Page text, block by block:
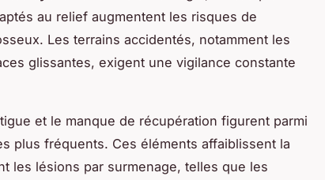
au relief augmentent les risques de
Les terrains accidentés, notamment les
glissantes, exigent une vigilance constante
et le manque de récupération figurent parmi
plus fréquents. Ces éléments affaiblissent la
les lésions par surmenage, telles que les